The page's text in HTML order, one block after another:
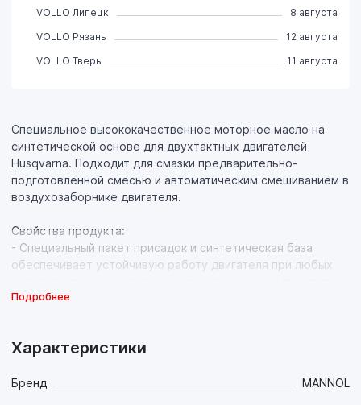
Специальное высококачественное моторное масло на
синтетической основе для двухтактных двигателей
Husqvarna. Подходит для смазки предварительно-
подготовленной смесью и автоматическим смешиванием в
воздухозаборнике двигателя.
Свойства продукта:
- Специальный пакет присадок и синтетическая база
обеспечивает устойчивую работу двигателя при любых
и нагрузках и использовании бензина низкого качества,
поршневых колец, что увеличивает срок службы
- Бездымное сгорание;
Подробнее
Характеристики
Бренд MANNOL
VOLLO Липецк
8 августа
VOLLO Рязань
12 августа
VOLLO Тверь
11 августа